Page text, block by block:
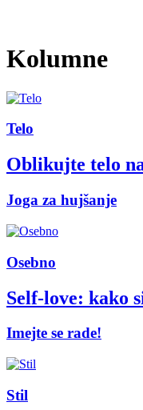
Kolumne
Telo
Oblikujte telo
Joga za hujšanje
Osebno
Self-love: kako
Imejte se rade!
Stil